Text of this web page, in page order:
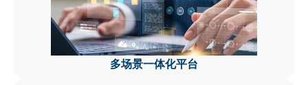
多场景一体化平台